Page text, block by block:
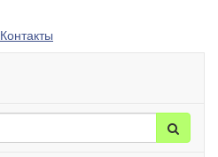
Контакты